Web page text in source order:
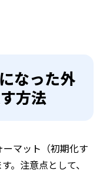
なった外
方法
マット（初期化す
。注意点として、